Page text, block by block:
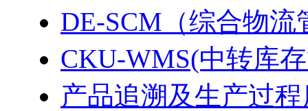
DE-SCM（综合物流
CKU-WMS(中转库
产品追溯及生产过